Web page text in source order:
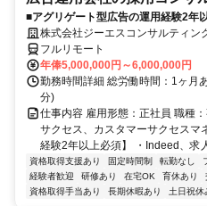
■アグリゲート型広告の運用経験2年
株式会社ジーエスコンサルティン
フルリモート
年俸5,000,000円～6,000,000円
勤務時間詳細 総労働時間：1ヶ月
分)
仕事内容 雇用形態：正社員 職種
サクセス、カスタマーサクセスマ
経験2年以上必須】 ・Indeed、求
資格取得支援あり 固定時間制 転勤なし
経験者歓迎
研修あり 在宅OK 育休あり
資格取得手当あり
長期休暇あり 土日祝休